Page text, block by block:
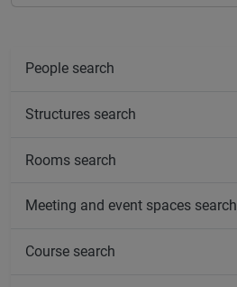
People search
Structures search
Rooms search
Meeting and event spaces search
Course search